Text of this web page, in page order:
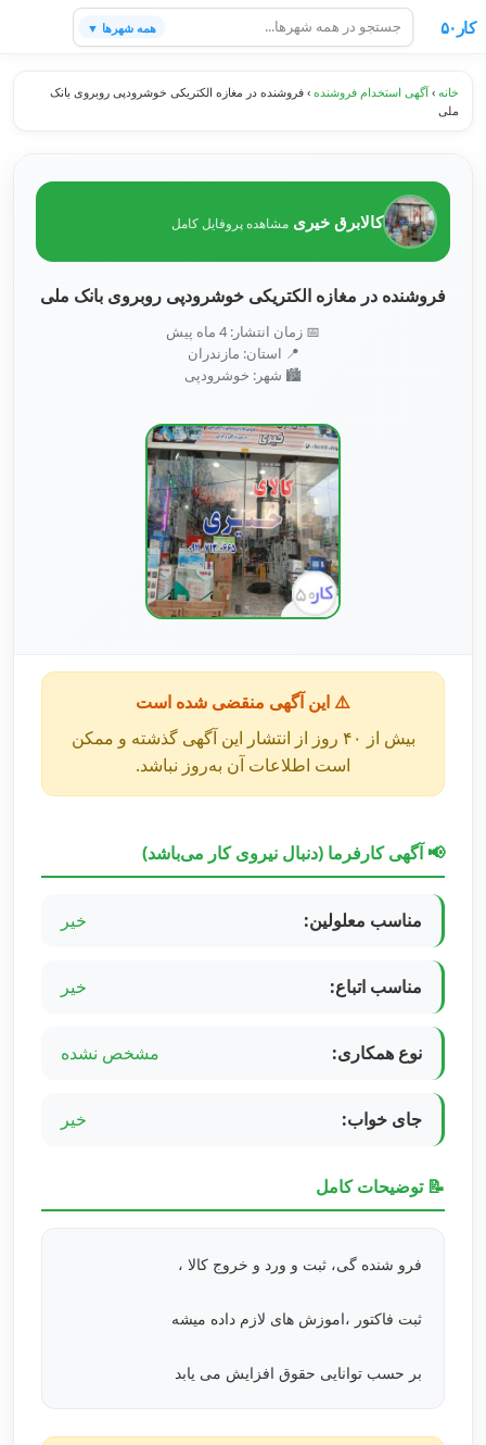
کار۵۰ همه شهرها ▼
خانه ›آگهی استخدام فروشنده › فروشنده در مغازه الکتریکی خوشرودپی روبروی بانک
ملی
کالابرق خیری مشاهده پروفایل کامل
فروشنده در مغازه الکتریکی خوشرودپی روبروی بانک ملی
📅 زمان انتشار: 4 ماه پیش
📍 استان: مازندران
🏙️ شهر: خوشرودپی
⚠️ این آگهی منقضی شده است
بیش از ۴۰ روز از انتشار این آگهی گذشته و ممکن
است اطلاعات آن به‌روز نباشد.
📢 آگهی کارفرما (دنبال نیروی کار می‌باشد)
مناسب معلولین: خیر
مناسب اتباع: خیر
نوع همکاری: مشخص نشده
جای خواب: خیر
📝 توضیحات کامل
فرو شنده گی، ثبت و ورد و خروج کالا ،
ثبت فاکتور ،اموزش های لازم داده میشه
بر حسب توانایی حقوق افزایش می یابد